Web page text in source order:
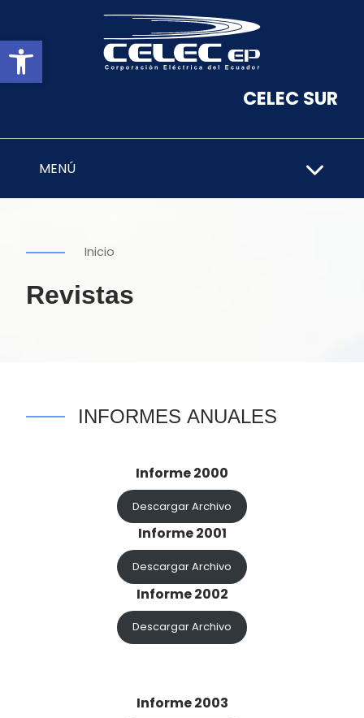
Abrir barra de herramientas
CELEC SUR
MENÚ
Inicio
Revistas
INFORMES ANUALES
Informe 2000
Descargar Archivo
Informe 2001
Descargar Archivo
Informe 2002
Descargar Archivo
Informe 2003